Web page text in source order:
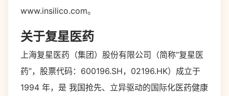
www.insilico.com。
关于复星医药
上海复星医药（集团）股份有限公司（简称“复星医
药”，股票代码：600196.SH，02196.HK）成立于
1994 年，是 我国抢先、立异驱动的国际化医药健康